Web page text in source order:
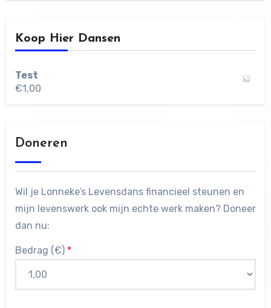
Koop Hier Dansen
Test
€1,00
Doneren
Wil je Lonneke’s Levensdans financieel steunen en
mijn levenswerk ook mijn echte werk maken? Doneer
dan nu:
Bedrag (€) *